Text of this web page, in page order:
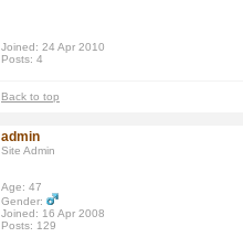
Joined: 24 Apr 2010
Posts: 4
Back to top
admin
Site Admin
Age: 47
Gender:
Joined: 16 Apr 2008
Posts: 129